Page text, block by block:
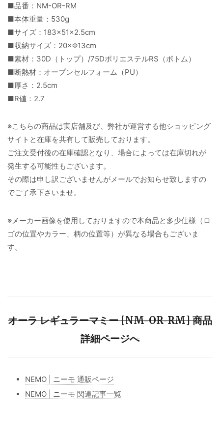
■品番：NM-OR-RM
■本体重量：530g
■サイズ：183×51×2.5cm
■収納サイズ：20×Φ13cm
■素材：30D（トップ）/75DポリエステルRS（ボトム）
■断熱材：オープンセルフォーム（PU）
■厚さ：2.5cm
■R値：2.7
※こちらの商品は実店舗及び、弊社が運営する他ショッピング
サイトと在庫を共有して販売しております。
ご注文受付後の在庫確認となり、場合によっては在庫切れが
発生する可能性もございます。
その際は申し訳ございませんがメールでお知らせ致しますの
でご了承下さいませ。
※メーカー画像を使用しておりますので本商品と多少仕様（ロ
ゴの位置やカラー、柄の位置等）が異なる場合もございま
す。
オーラ レギュラーマミー [NM-OR-RM] 商品
詳細ページへ
NEMO | ニーモ 通販ページ
NEMO | ニーモ 関連記事一覧